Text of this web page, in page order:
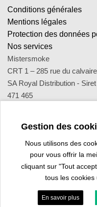
Conditions générales
Mentions légales
Protection des données
Nos services
Mistersmoke
CRT 1 – 285 rue du
SA Royal Distribution -
471 465
lundi au vendredi de 9h à
Credit
Card
ESPACE
Gestion des
Nous utilisons des
pour vous offrir la
cliquant sur "Tout
tous les cookies
En savoir plus